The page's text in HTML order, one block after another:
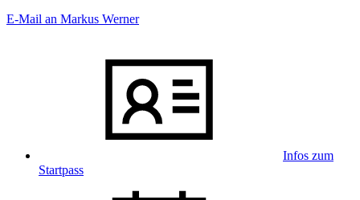
E-Mail an Markus Werner
Infos zum
Startpass